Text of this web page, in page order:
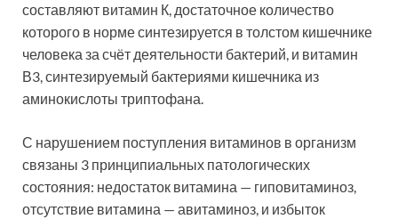
составляют витамин К, достаточное количество
которого в норме синтезируется в толстом кишечнике
человека за счёт деятельности бактерий, и витамин
В3, синтезируемый бактериями кишечника из
аминокислоты триптофана.
С нарушением поступления витаминов в организм
связаны 3 принципиальных патологических
состояния: недостаток витамина — гиповитаминоз,
отсутствие витамина — авитаминоз, и избыток